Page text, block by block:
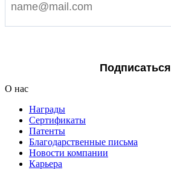
Подписаться
О нас
Награды
Сертификаты
Патенты
Благодарственные письма
Новости компании
Карьера